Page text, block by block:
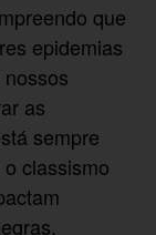
que
epidemias
as
sempre
classismo